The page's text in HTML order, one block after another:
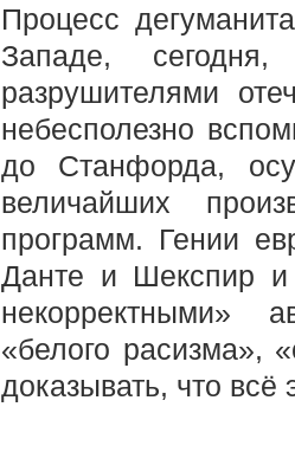
Процесс
Западе,
разрушителями
небесполезно
до Станфорда,
величайших
программ. Гении
Данте и Шекспир и
некорректными»
«белого расизма»,
доказывать, что